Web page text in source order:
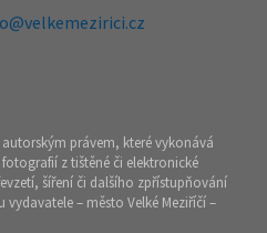
právem, které vykonává
z tištěné či elektronické
šíření či dalšího zpřístupňování
– město Velké Meziříčí –